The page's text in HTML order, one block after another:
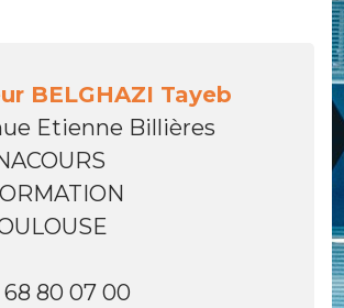
BELGHAZI Tayeb
Etienne Billières
80 07 00